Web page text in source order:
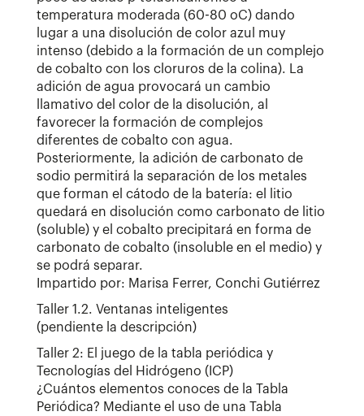
temperatura moderada (60-80 oC) dando
lugar a una disolución de color azul muy
intenso (debido a la formación de un complejo
de cobalto con los cloruros de la colina). La
adición de agua provocará un cambio
llamativo del color de la disolución, al
favorecer la formación de complejos
diferentes de cobalto con agua.
Posteriormente, la adición de carbonato de
sodio permitirá la separación de los metales
que forman el cátodo de la batería: el litio
quedará en disolución como carbonato de litio
(soluble) y el cobalto precipitará en forma de
carbonato de cobalto (insoluble en el medio) y
se podrá separar.
Impartido por: Marisa Ferrer, Conchi Gutiérrez
Taller 1.2. Ventanas inteligentes
(pendiente la descripción)
Taller 2: El juego de la tabla periódica y
Tecnologías del Hidrógeno (ICP)
¿Cuántos elementos conoces de la Tabla
Periódica? Mediante el uso de una Tabla